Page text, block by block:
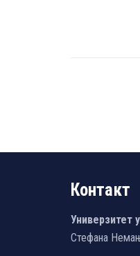
Контакт
Универзитет
Стефана